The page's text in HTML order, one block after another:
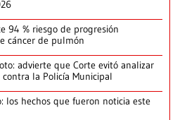
94 % riesgo de progresión
cáncer de pulmón
advierte que Corte evitó analizar
la Policía Municipal
los hechos que fueron noticia este